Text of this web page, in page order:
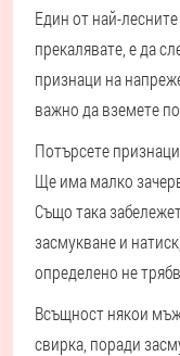
Един от най-
прекалявате, е да
признаци на
важно да вземете
Потърсете
Ще има малко
Също така
засмукване и
определено не
Всъщност някои
свирка, поради